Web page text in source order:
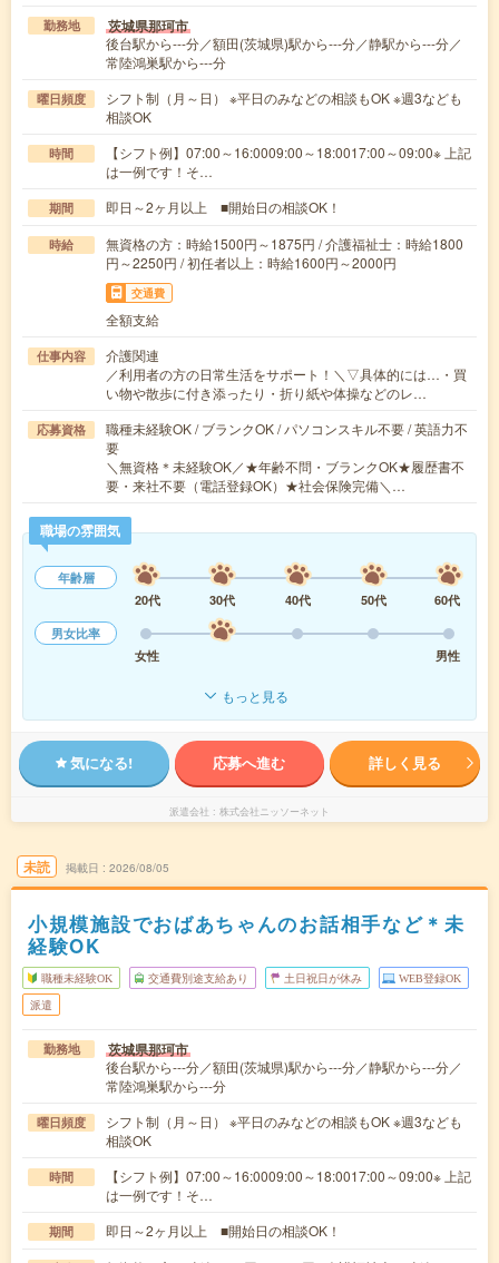
勤務地 茨城県那珂市
後台駅から---分／額田(茨城県)駅から---分／静駅から---分／
常陸鴻巣駅から---分
曜日頻度
シフト制（月～日） ※平日のみなどの相談もOK ※週3なども
相談OK
時間
【シフト例】07:00～16:0009:00～18:0017:00～09:00※ 上記
は一例です！そ…
期間 即日～2ヶ月以上 ■開始日の相談OK！
時給
無資格の方：時給1500円～1875円 / 介護福祉士：時給1800
円～2250円 / 初任者以上：時給1600円～2000円
交通費
全額支給
仕事内容
介護関連
／利用者の方の日常生活をサポート！＼▽具体的には…・買
い物や散歩に付き添ったり・折り紙や体操などのレ…
応募資格
職種未経験OK / ブランクOK / パソコンスキル不要 / 英語力不
要
＼無資格＊未経験OK／★年齢不問・ブランクOK★履歴書不
要・来社不要（電話登録OK）★社会保険完備＼…
職場の雰囲気
年齢層
20代
30代 40代 50代
60代
男女比率
女性
男性
もっと見る
気になる! 応募へ進む 詳しく見る
派遣会社 株式会社ニッソーネット
未読 掲載日 2026/08/05
小規模施設でおばあちゃんのお話相手など＊未
経験OK
職種未経験OK 交通費別途支給あり 土日祝日が休み WEB登録OK
派遣
勤務地 茨城県那珂市
後台駅から---分／額田(茨城県)駅から---分／静駅から---分／
常陸鴻巣駅から---分
曜日頻度
シフト制（月～日） ※平日のみなどの相談もOK ※週3なども
相談OK
時間
【シフト例】07:00～16:0009:00～18:0017:00～09:00※ 上記
は一例です！そ…
期間 即日～2ヶ月以上 ■開始日の相談OK！